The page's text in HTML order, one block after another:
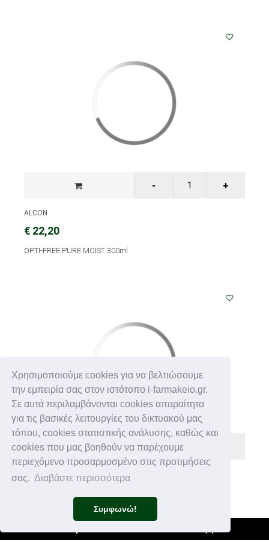
Χρησιμοποιούμε cookies για να βελτιώσουμε
την εμπειρία σας στον ιστότοπο i-farmakeio.gr.
Σε αυτά περιλαμβάνονται cookies απαραίτητα
για τις βασικές λειτουργίες του δικτυακού μας
τόπου, cookies στατιστικής ανάλυσης, καθώς και
cookies που μας βοηθούν να παρέχουμε
περιεχόμενο προσαρμοσμένο στις προτιμήσεις
σας. Διαβάστε περισσότερα
Συμφωνώ!
ALCON
€ 22,20
OPTI-FREE PURE MOIST 300ml
ALCON
SYSTANE GEL DROPS 10ML